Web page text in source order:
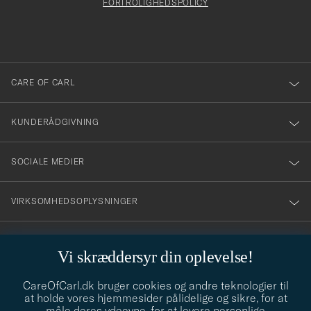
Vi skræddersyr din oplevelse!
CareOfCarl.dk bruger cookies og andre teknologier til
at holde vores hjemmesider pålidelige og sikre, for at
dig
till
vårt
nyhetsbrev!
FORTROLIGHEDSPOLICY
CARE OF CARL
KUNDERÅDGIVNING
SOCIALE MEDIER
VIRKSOMHEDSOPLYSNINGER
info@careofcarl.dk
Behøver du hjælp til at finde din stil? Lad os hjælpe dig, vi hjælper
gerne til!